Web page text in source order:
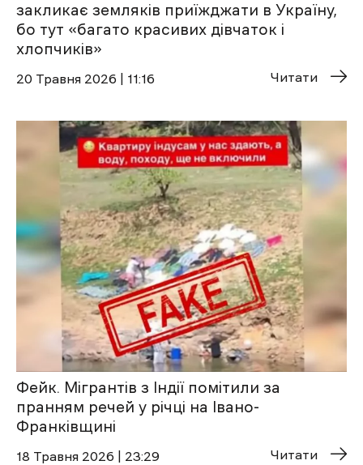
закликає земляків приїжджати в Україну,
бо тут «багато красивих дівчаток і
хлопчиків»
20 Травня 2026 | 11:16 Читати
Фейк. Мігрантів з Індії помітили за
пранням речей у річці на Івано-
Франківщині
18 Травня 2026 | 23:29 Читати